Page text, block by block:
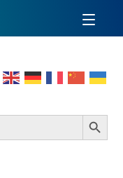
Search Button